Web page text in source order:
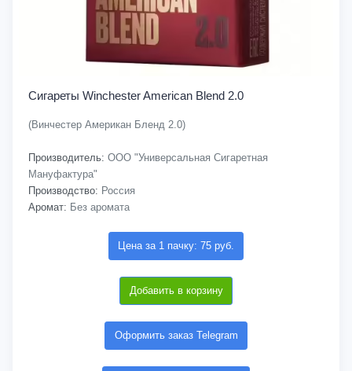
Сигареты Winchester American Blend 2.0
(Винчестер Американ Бленд 2.0)
Производитель: ООО "Универсальная Сигаретная
Мануфактура"
Производство: Россия
Аромат: Без аромата
Цена за 1 пачку: 75 руб.
Добавить в корзину
Оформить заказ Telegram